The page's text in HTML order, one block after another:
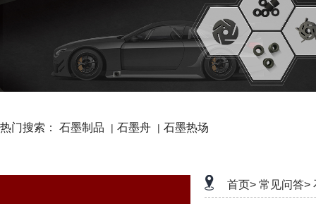
热门搜索： 石墨制品 | 石墨舟 | 石墨热场
首页> 常见问答>